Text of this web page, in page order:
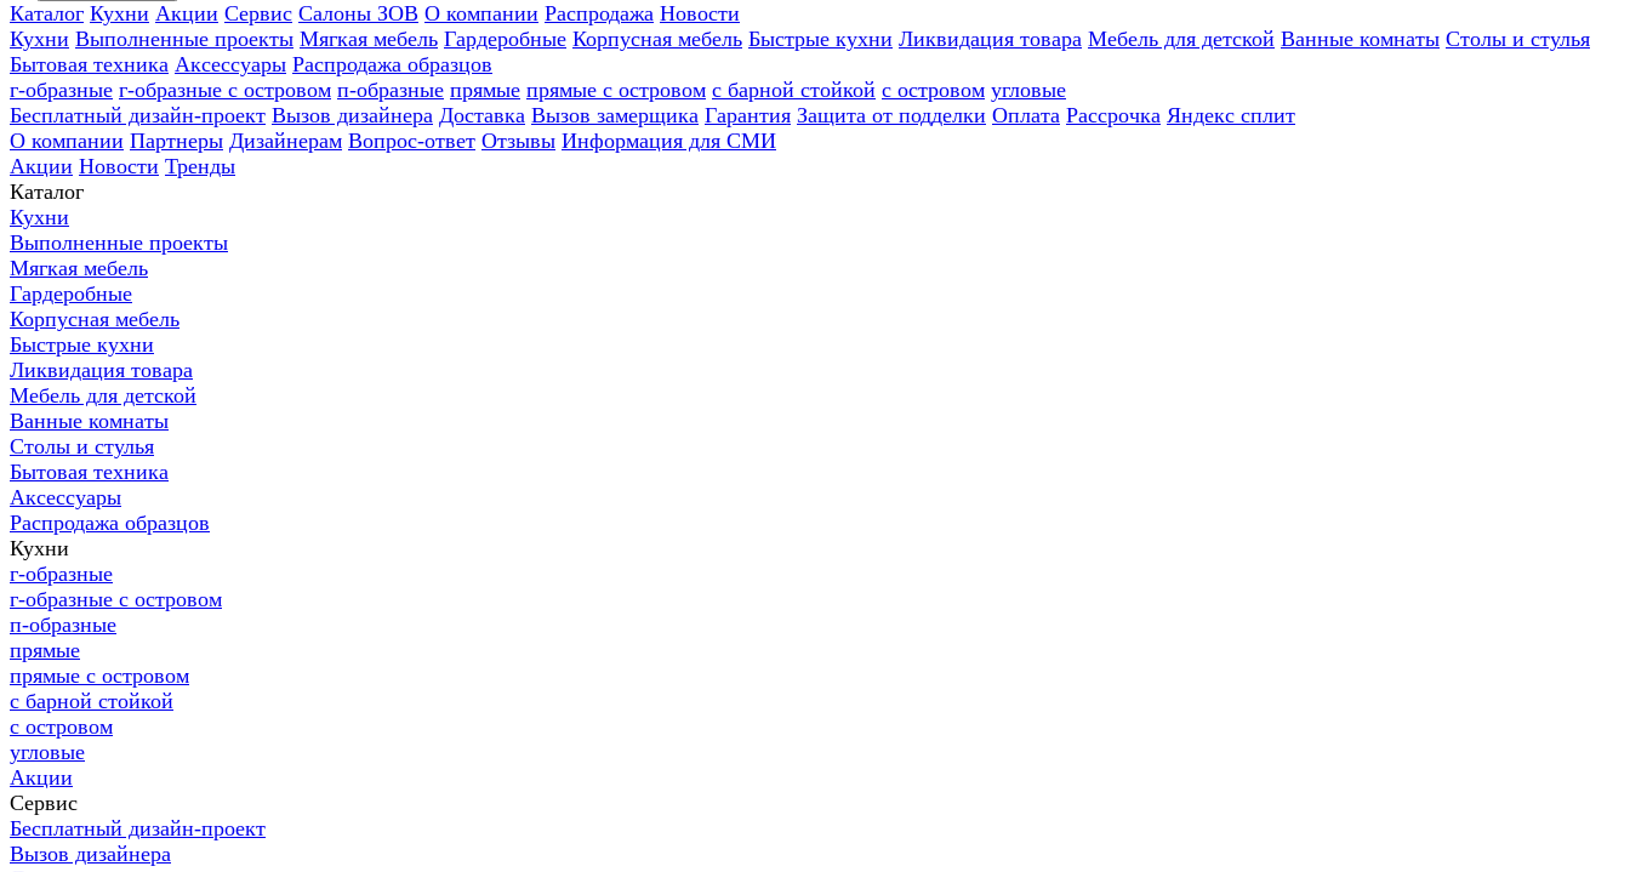
Каталог Кухни Акции Сервис Салоны ЗОВ О компании Распродажа Новости
Кухни Выполненные проекты Мягкая мебель Гардеробные Корпусная мебель Быстрые кухни Ликвидация товара Мебель для детской Ванные комнаты Столы и стулья
Бытовая техника Аксессуары Распродажа образцов
г-образные г-образные с островом п-образные прямые прямые с островом с барной стойкой с островом угловые
Бесплатный дизайн-проект Вызов дизайнера Доставка Вызов замерщика Гарантия Защита от подделки Оплата Рассрочка Яндекс сплит
О компании Партнеры Дизайнерам Вопрос-ответ Отзывы Информация для СМИ
Акции Новости Тренды
Каталог
Кухни
Выполненные проекты
Мягкая мебель
Гардеробные
Корпусная мебель
Быстрые кухни
Ликвидация товара
Мебель для детской
Ванные комнаты
Столы и стулья
Бытовая техника
Аксессуары
Распродажа образцов
Кухни
г-образные
г-образные с островом
п-образные
прямые
прямые с островом
с барной стойкой
с островом
угловые
Акции
Сервис
Бесплатный дизайн-проект
Вызов дизайнера